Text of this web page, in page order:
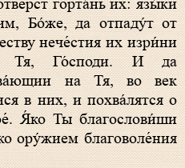
горта́нь их: язы́ки
Бо́же, да отпаду́т от
нече́стия их изри́ни
Тя, Го́споди. И да
на Тя, во век
в них, и похва́лятся о
Я́ко Ты благослови́ши
ору́жием благоволе́ния